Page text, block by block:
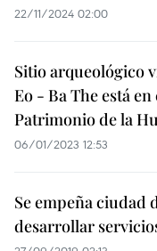
22/11/2024 02:00
Sitio arqueológico
Eo - Ba The está
Patrimonio de la
06/01/2023 12:53
Se empeña ciudad
desarrollar